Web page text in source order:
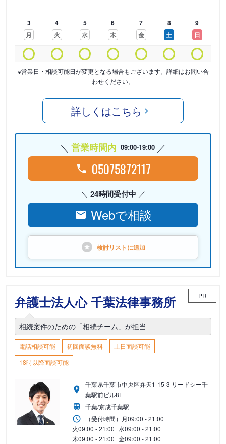
3
月
4
火
5
水
6
木
7
金
8
土
9
日
※営業日・相談可能日が変更となる場合もございます。詳細はお問い合
わせください。
詳しくはこちら
営業時間内 09:00-19:00
05075872117
24時間受付中
Webで相談
検討リストに追加
弁護士法人心 千葉法律事務所 PR
相続案件のための「相続チーム」が担当
電話相談可能 初回面談無料
土日面談可能
18時以降面談可能
千葉県千葉市中央区弁天1-15-3 リードシー千
葉駅前ビル8F
千葉/京成千葉駅
（受付時間） 月09:00 - 21:00
火09:00 - 21:00 水09:00 - 21:00
木09:00 - 21:00 金09:00 - 21:00